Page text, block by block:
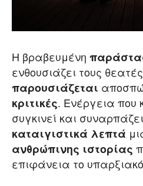
Η βραβευμένη
ενθουσιάζει τους θεατές
παρουσιάζεται
κριτικές. Ενέργεια που
συγκινεί και
καταιγιστικά λεπτά
ανθρώπινης ιστορίας
επιφάνεια το